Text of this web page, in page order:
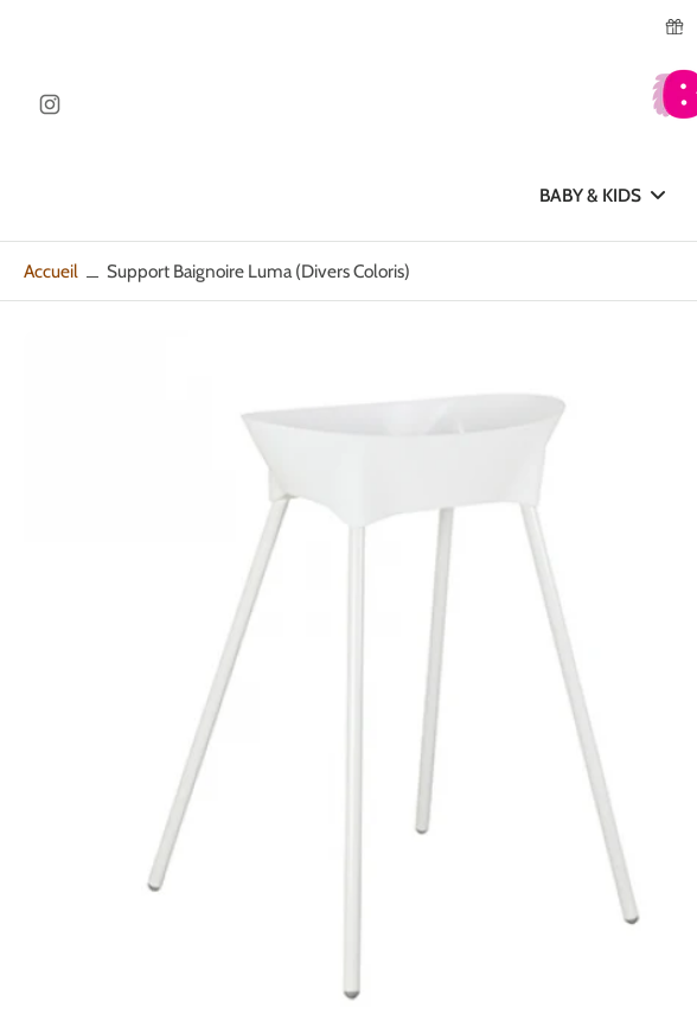
BABY & KIDS
Accueil Support Baignoire Luma (divers Coloris)